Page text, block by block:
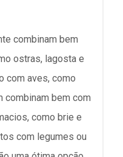
combinam bem
ostras, lagosta e
com aves, como
combinam bem com
como brie e
com legumes ou